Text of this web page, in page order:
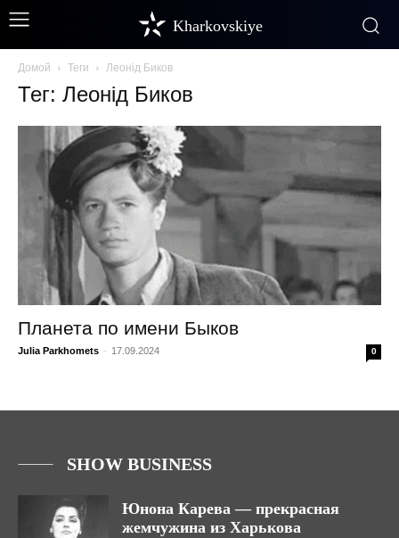
Kharkovskiye
Домой Теги Леонід Биков
Тег: Леонід Биков
Планета по имени Быков
Julia Parkhomets - 17.09.2024 0
SHOW BUSINESS
Юнона Карева — прекрасная
жемчужина из Харькова